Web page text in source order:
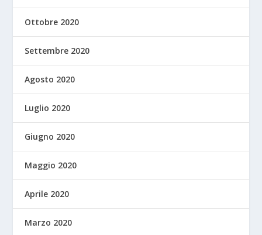
Ottobre 2020
Settembre 2020
Agosto 2020
Luglio 2020
Giugno 2020
Maggio 2020
Aprile 2020
Marzo 2020